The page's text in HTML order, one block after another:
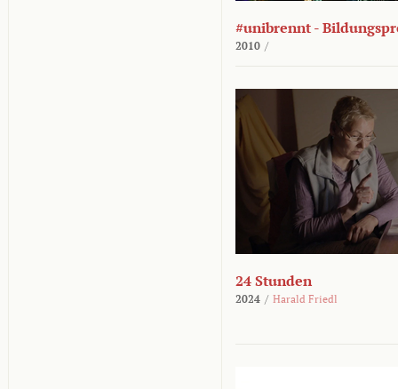
#unibrennt -
2010 /
24 Stunden
2024 / Harald Friedl